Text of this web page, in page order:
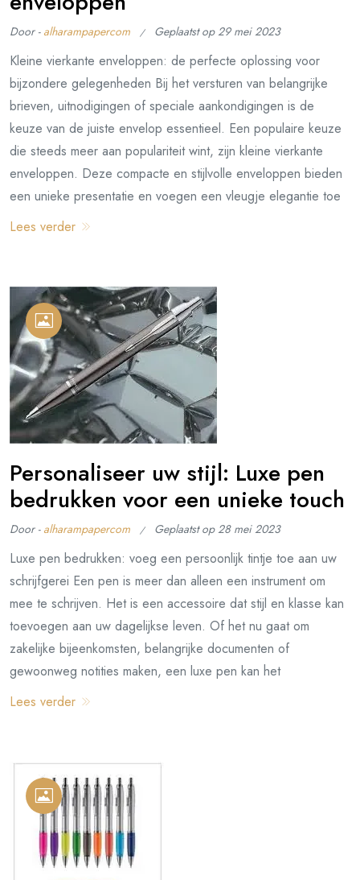
Door - alharampapercom Geplaatst op29 mei 2023
Kleine vierkante enveloppen: de perfecte oplossing voor
bijzondere gelegenheden Bij het versturen van belangrijke
brieven, uitnodigingen of speciale aankondigingen is de
keuze van de juiste envelop essentieel. Een populaire keuze
die steeds meer aan populariteit wint, zijn kleine vierkante
enveloppen. Deze compacte en stijlvolle enveloppen bieden
een unieke presentatie en voegen een vleugje elegantie toe
Lees verder
Personaliseer uw stijl: Luxe pen
bedrukken voor een unieke touch
Door - alharampapercom Geplaatst op28 mei 2023
Luxe pen bedrukken: voeg een persoonlijk tintje toe aan uw
schrijfgerei Een pen is meer dan alleen een instrument om
mee te schrijven. Het is een accessoire dat stijl en klasse kan
toevoegen aan uw dagelijkse leven. Of het nu gaat om
zakelijke bijeenkomsten, belangrijke documenten of
gewoonweg notities maken, een luxe pen kan het
Lees verder